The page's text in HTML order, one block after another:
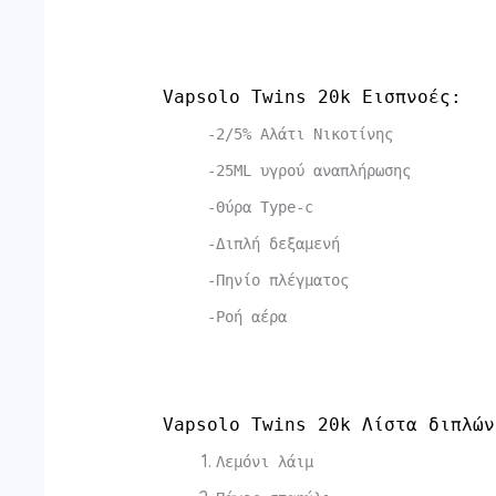
Vapsolo Twins 20k Εισπνοές:
-2/5% Αλάτι Νικοτίνης
-25ML υγρού αναπλήρωσης
-Θύρα Type-c
-Διπλή δεξαμενή
-Πηνίο πλέγματος
-Ροή αέρα
Vapsolo Twins 20k Λίστα
Λεμόνι λάιμ